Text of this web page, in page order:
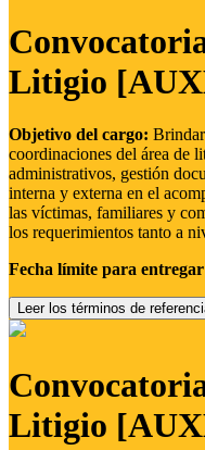
Litigio
Objetivo del cargo:
coordinaciones del área de
administrativos, gestión
interna y externa en el
las víctimas, familiares y
los requerimientos tanto a
Fecha límite para
Leer los términos de
Litigio